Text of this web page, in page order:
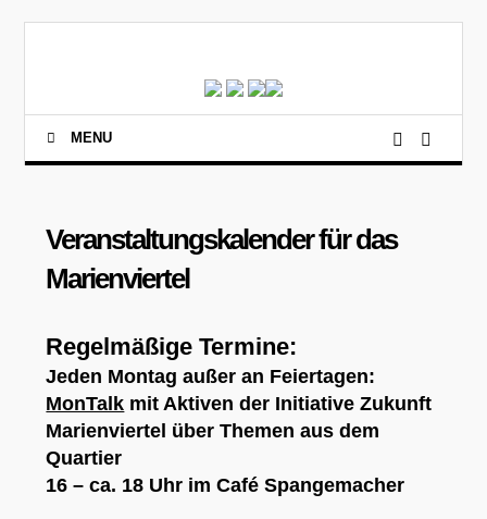
MENU
Veranstaltungskalender für das
Marienviertel
Regelmäßige Termine:
Jeden Montag außer an Feiertagen:
MonTalk mit Aktiven der Initiative Zukunft
Marienviertel über Themen aus dem
Quartier
16 – ca. 18 Uhr im Café Spangemacher